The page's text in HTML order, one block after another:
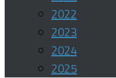
2022
2023
2024
2025